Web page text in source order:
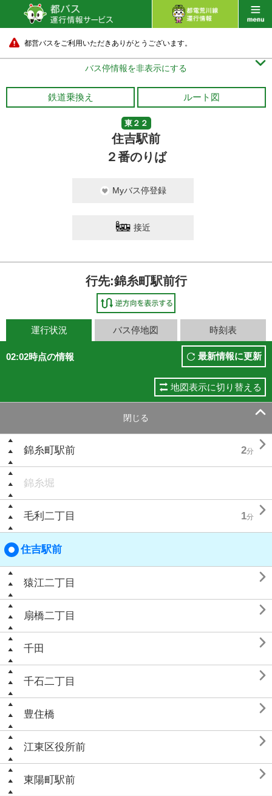
都営バスをご利用いただきありがとうございます。
バス停情報を非表示にする 
鉄道乗換え ルート図
東２２
住吉駅前
２番のりば
Myバス停登録
接近
行先:錦糸町駅前行
運行状況 バス停地図 時刻表
02:02時点の情報 最新情報に更新
地図表示に切り替える
閉じる 
錦糸町駅前 2分 
錦糸堀
毛利二丁目 1分 
住吉駅前
猿江二丁目 
扇橋二丁目 
千田 
千石二丁目 
豊住橋 
江東区役所前 
東陽町駅前 